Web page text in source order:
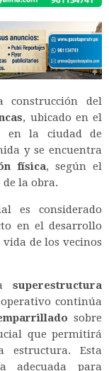
construcción del
, ubicado en el
en la ciudad de
y se encuentra
física, según el
la obra.
es considerado
en el desarrollo
de los vecinos
superestructura
continúa
sobre
que permitirá
estructura. Esta
adecuada para